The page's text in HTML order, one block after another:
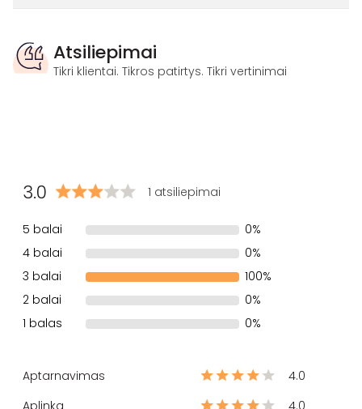
Atsiliepimai
Tikri klientai. Tikros patirtys. Tikri vertinimai
3.0 1 atsiliepimai
5 balai
0%
4 balai
0%
3 balai
100%
2 balai
0%
1 balas
0%
Aptarnavimas
4.0
Aplinka
4.0